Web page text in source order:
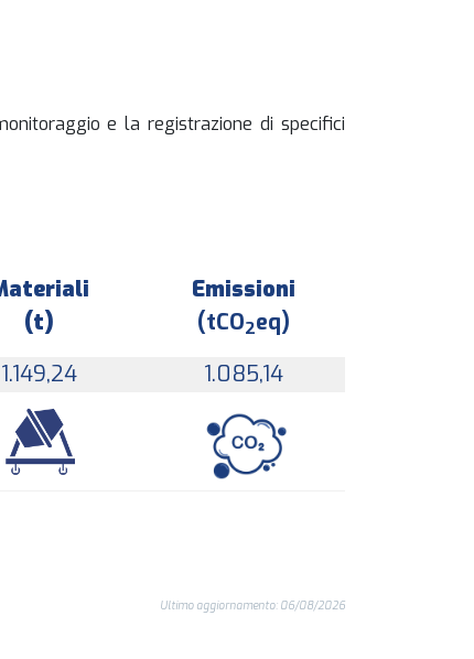
e la registrazione di specifici
(t)
Emissioni
(tCO2eq)
1.149,24 1.085,14
Ultimo aggiornamento: 06/08/2026